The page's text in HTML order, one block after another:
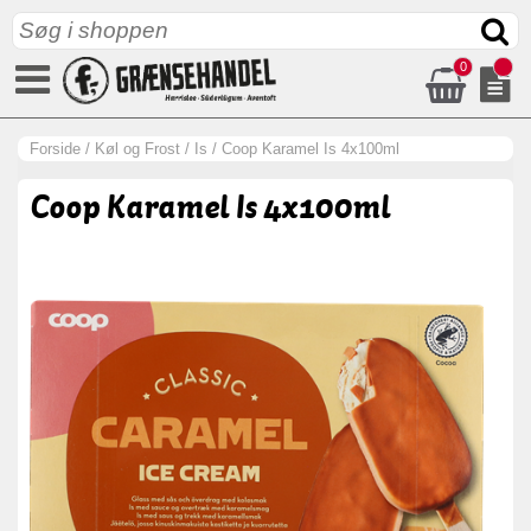
0
Forside / Køl og Frost / Is / Coop Karamel Is 4x100ml
Coop Karamel Is 4x100ml